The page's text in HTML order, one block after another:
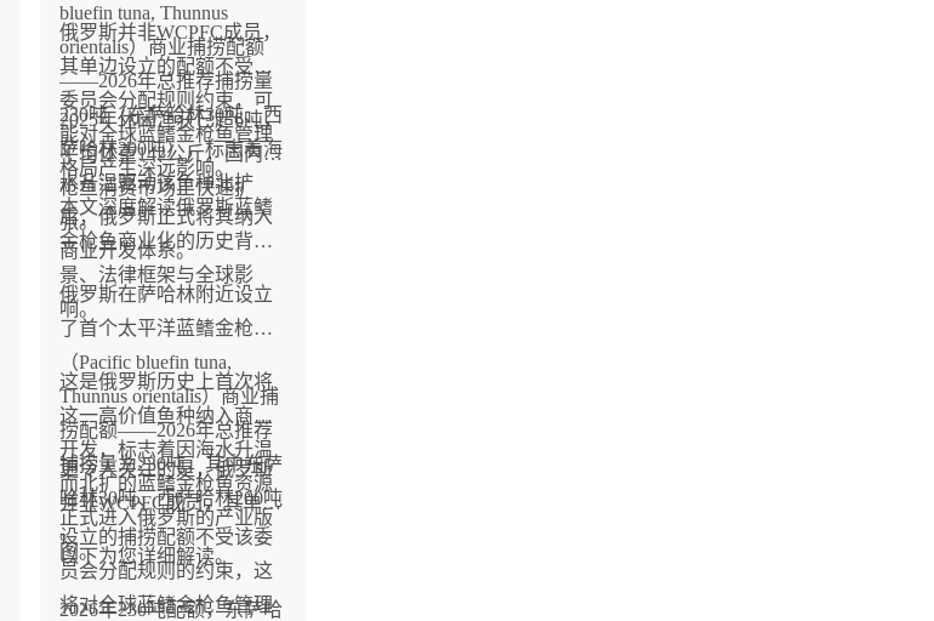
bluefin tuna, Thunnus
orientalis）商业捕捞配额
——2026年总推荐捕捞量
230吨（东萨哈林30吨、西
萨哈林200吨），标志着海
水升温驱动该鱼种北扩
后，俄罗斯正式将其纳入
商业开发体系。
俄罗斯并非WCPFC成员，
其单边设立的配额不受该
委员会分配规则约束，可
能对全球蓝鳍金枪鱼管理
格局产生深远影响。
2025年休闲渔获已超6吨，
平均体重142公斤，国内金
枪鱼消费市场正快速扩
张。
本文深度解读俄罗斯蓝鳍
金枪鱼商业化的历史背
景、法律框架与全球影
响。
俄罗斯在萨哈林附近设立
了首个太平洋蓝鳍金枪鱼
（Pacific bluefin tuna,
Thunnus orientalis）商业捕
捞配额——2026年总推荐
捕捞量为230吨，其中东萨
哈林30吨、西萨哈林200吨
。
这是俄罗斯历史上首次将
这一高价值鱼种纳入商业
开发，标志着因海水升温
而北扩的蓝鳍金枪鱼资源
正式进入俄罗斯的产业版
图。
更令人关注的是，俄罗斯
并非WCPFC成员，其单边
设立的捕捞配额不受该委
员会分配规则的约束，这
将对全球蓝鳍金枪鱼管理
以下为您详细解读。
2026年230吨配额，东萨哈